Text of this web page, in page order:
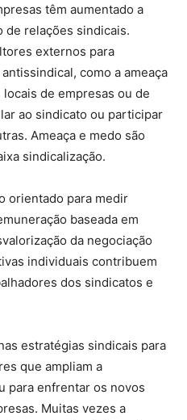
têm aumentado a
de relações sindicais.
externos para
como a ameaça
de empresas ou de
ao sindicato ou participar
Ameaça e medo são
sindicalização.
orientado para medir
baseada em
da negociação
individuais contribuem
dos sindicatos e
estratégias sindicais para
que ampliam a
para enfrentar os novos
Muitas vezes a